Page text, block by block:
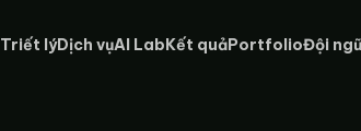
Triết lýDịch vụAI LabKết quảPortfolioĐội ngũ